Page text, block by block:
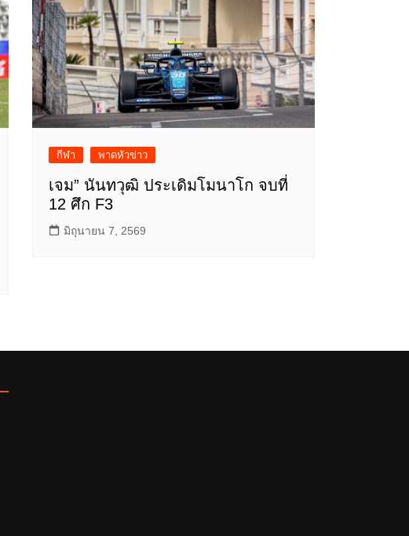
กีฬา พาดหัวข่าว
เจม” นันทวุฒิ ประเดิมโมนาโก จบที่
12 ศึก F3
มิถุนายน 7, 2569